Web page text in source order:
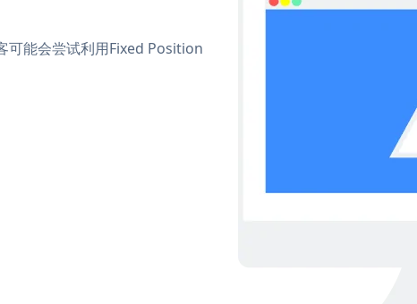
可能会尝试利用Fixed Position